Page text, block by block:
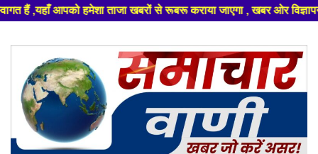
से रूबरू कराया जाएगा , खबर ओर विज्ञापन के लिए संपर्क करे +91
content